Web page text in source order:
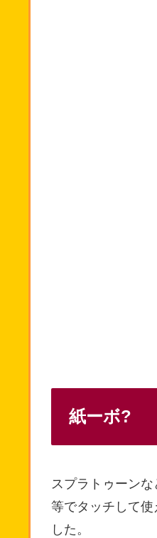
紙ーボ?
スプラトゥーン
等でタッチして
した。